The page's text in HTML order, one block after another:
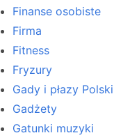
Finanse osobiste
Firma
Fitness
Fryzury
Gady i płazy Polski
Gadżety
Gatunki muzyki